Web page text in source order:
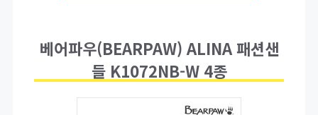
베어파우(BEARPAW) ALINA 패션샌
들 K1072NB-W 4종